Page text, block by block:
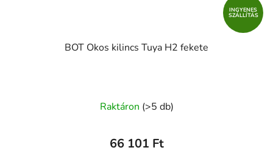
INGYENES
SZÁLLÍTÁS
BOT Okos kilincs Tuya H2 fekete
Raktáron (>5 db)
66 101 Ft